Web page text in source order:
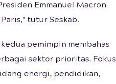
Emmanuel Macron
tutur Seskab.
pemimpin membahas
sektor prioritas. Fokus
energi, pendidikan,